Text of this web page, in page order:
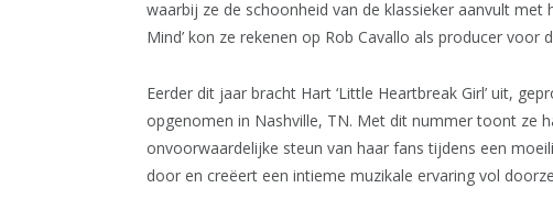
waarbij ze de schoonheid van de klassieker aanvult met
Mind’ kon ze rekenen op Rob Cavallo als producer voor
Eerder dit jaar bracht Hart ‘Little Heartbreak Girl’ uit,
opgenomen in Nashville, TN. Met dit nummer toont ze
onvoorwaardelijke steun van haar fans tijdens een
door en creëert een intieme muzikale ervaring vol